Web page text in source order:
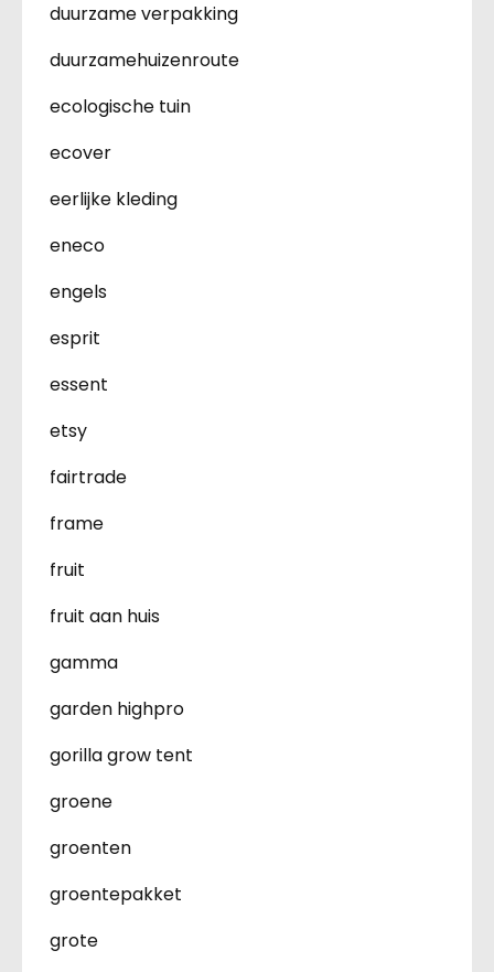
duurzame verpakking
duurzamehuizenroute
ecologische tuin
ecover
eerlijke kleding
eneco
engels
esprit
essent
etsy
fairtrade
frame
fruit
fruit aan huis
gamma
garden highpro
gorilla grow tent
groene
groenten
groentepakket
grote